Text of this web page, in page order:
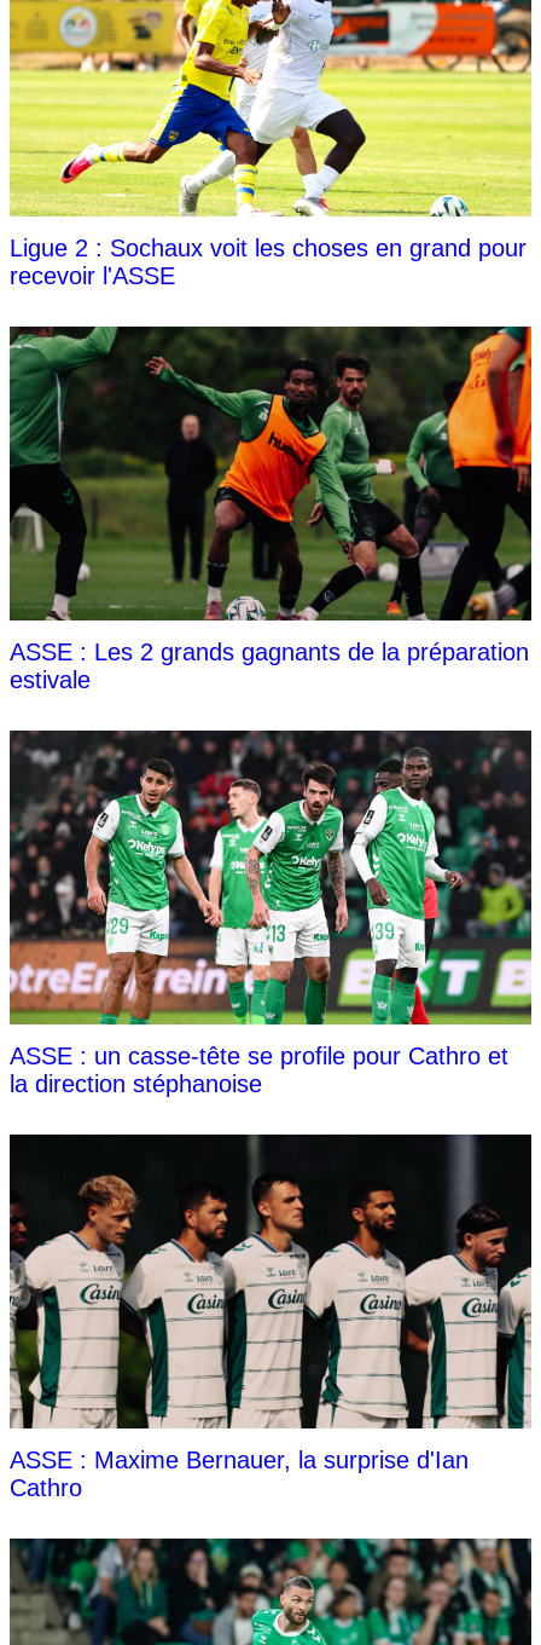
Ligue 2 : Sochaux voit les choses en grand pour
recevoir l'ASSE
ASSE : Les 2 grands gagnants de la préparation
estivale
ASSE : un casse-tête se profile pour Cathro et
la direction stéphanoise
ASSE : Maxime Bernauer, la surprise d'Ian
Cathro